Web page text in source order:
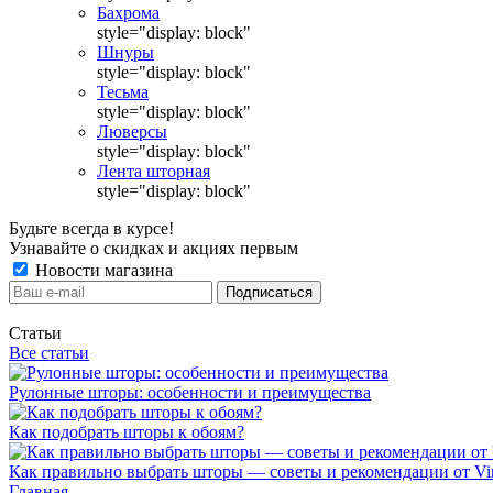
Бахрома
style="display: block"
Шнуры
style="display: block"
Тесьма
style="display: block"
Люверсы
style="display: block"
Лента шторная
style="display: block"
Будьте всегда в курсе!
Узнавайте о скидках и акциях первым
Новости магазина
Статьи
Все статьи
Рулонные шторы: особенности и преимущества
Как подобрать шторы к обоям?
Как правильно выбрать шторы — советы и рекомендации от